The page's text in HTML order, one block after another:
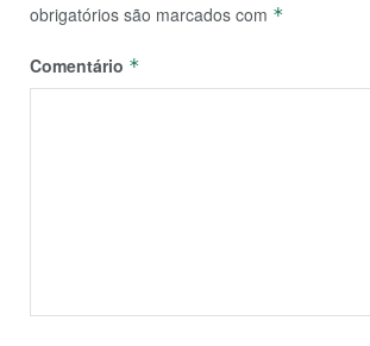
obrigatórios são marcados com *
Comentário *